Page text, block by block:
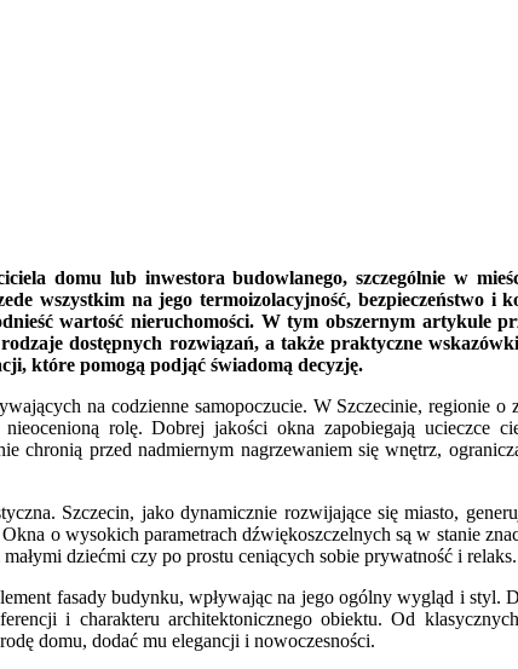
domu lub inwestora budowlanego, szczególnie w
wszystkim na jego termoizolacyjność, bezpieczeństwo i
wartość nieruchomości. W tym obszernym artykule
dostępnych rozwiązań, a także praktyczne
które pomogą podjąć świadomą decyzję.
na codzienne samopoczucie. W Szczecinie, regionie
rolę. Dobrej jakości okna zapobiegają ucieczce
chronią przed nadmiernym nagrzewaniem się wnętrz,
Szczecin, jako dynamicznie rozwijające się miasto,
o wysokich parametrach dźwiękoszczelnych są w stanie
dziećmi czy po prostu ceniących sobie prywatność i relaks.
fasady budynku, wpływając na jego ogólny wygląd i styl.
i charakteru architektonicznego obiektu. Od
domu, dodać mu elegancji i nowoczesności.